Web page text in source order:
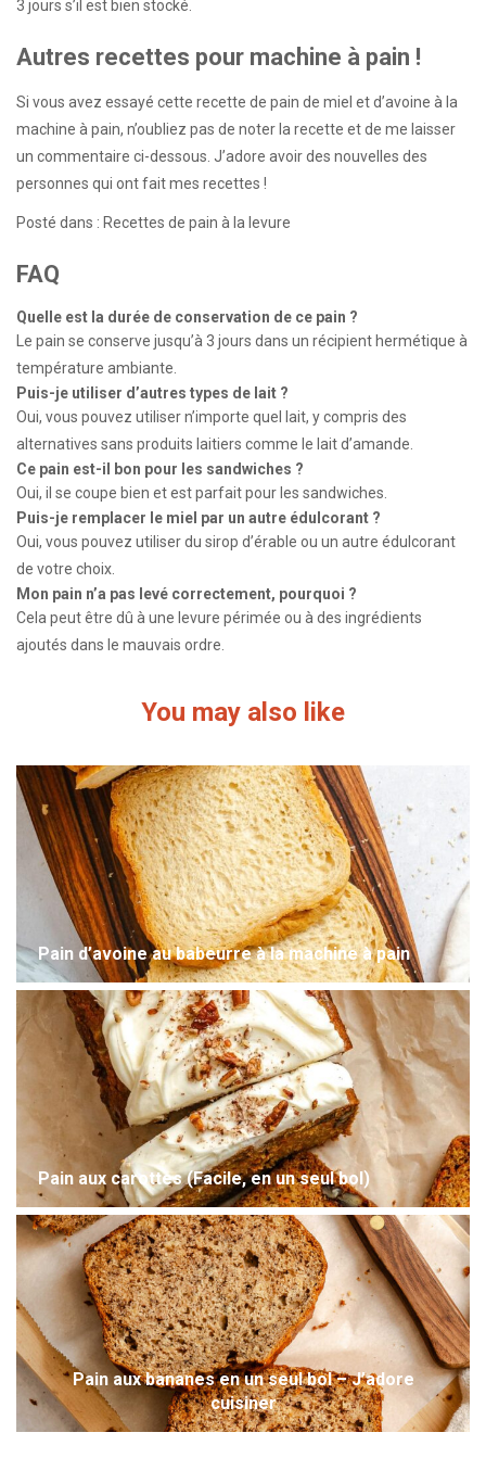
3 jours s’il est bien stocké.
Autres recettes pour machine à pain !
Si vous avez essayé cette recette de pain de miel et d’avoine à la
machine à pain, n’oubliez pas de noter la recette et de me laisser
un commentaire ci-dessous. J’adore avoir des nouvelles des
personnes qui ont fait mes recettes !
Posté dans : Recettes de pain à la levure
FAQ
Quelle est la durée de conservation de ce pain ?
Le pain se conserve jusqu’à 3 jours dans un récipient hermétique à
température ambiante.
Puis-je utiliser d’autres types de lait ?
Oui, vous pouvez utiliser n’importe quel lait, y compris des
alternatives sans produits laitiers comme le lait d’amande.
Ce pain est-il bon pour les sandwiches ?
Oui, il se coupe bien et est parfait pour les sandwiches.
Puis-je remplacer le miel par un autre édulcorant ?
Oui, vous pouvez utiliser du sirop d’érable ou un autre édulcorant
de votre choix.
Mon pain n’a pas levé correctement, pourquoi ?
Cela peut être dû à une levure périmée ou à des ingrédients
ajoutés dans le mauvais ordre.
You may also like
Pain d’avoine au babeurre à la machine à pain
Pain aux carottes (Facile, en un seul bol)
Pain aux bananes en un seul bol – J’adore
cuisiner